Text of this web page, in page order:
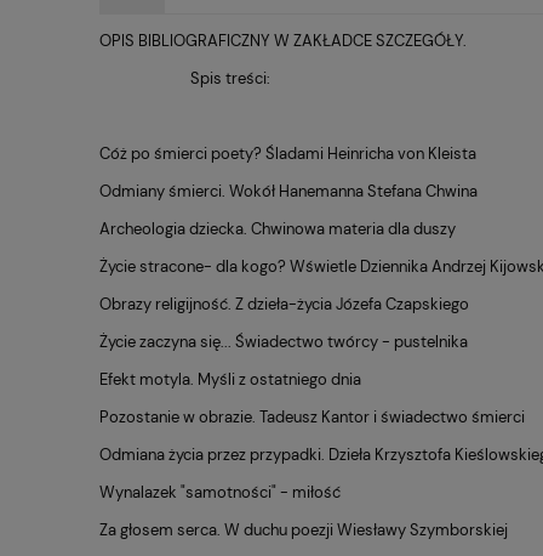
OPIS BIBLIOGRAFICZNY W ZAKŁADCE SZCZEGÓŁY.
Spis treści:
Cóż po śmierci poety? Śladami Heinricha von Kleista
Odmiany śmierci. Wokół Hanemanna Stefana Chwina
Archeologia dziecka. Chwinowa materia dla duszy
Życie stracone- dla kogo? Wświetle Dziennika Andrzej
Obrazy religijność. Z dzieła-życia Józefa Czapskiego
Życie zaczyna się... Świadectwo twórcy - pustelnika
Efekt motyla. Myśli z ostatniego dnia
Pozostanie w obrazie. Tadeusz Kantor i świadectwo śmierci
Odmiana życia przez przypadki. Dzieła Krzysztofa
Wynalazek "samotności" - miłość
Za głosem serca. W duchu poezji Wiesławy Szymborskiej